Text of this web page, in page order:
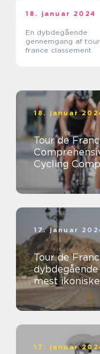
18. januar 2024
En dybdegående
gennemgang af
france classement
18. januar
Tour de
Cycling
17. januar
Tour de
mest
17. januar